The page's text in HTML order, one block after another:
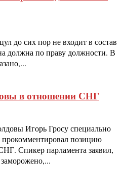
до сих пор не входит в состав
должна по праву должности. В
в отношении СНГ
Игорь Гросу специально
позицию
Спикер парламента заявил,